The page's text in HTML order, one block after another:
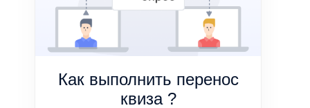
Как выполнить перенос
квиза ?